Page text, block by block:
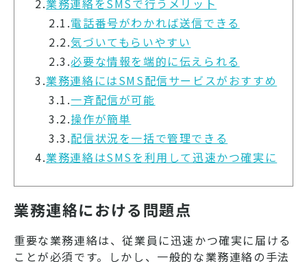
2.業務連絡をSMSで行うメリット
2.1.電話番号がわかれば送信できる
2.2.気づいてもらいやすい
2.3.必要な情報を端的に伝えられる
3.業務連絡にはSMS配信サービスがおすすめ
3.1.一斉配信が可能
3.2.操作が簡単
3.3.配信状況を一括で管理できる
4.業務連絡はSMSを利用して迅速かつ確実に
業務連絡における問題点
重要な業務連絡は、従業員に迅速かつ確実に届ける
ことが必須です。しかし、一般的な業務連絡の手法